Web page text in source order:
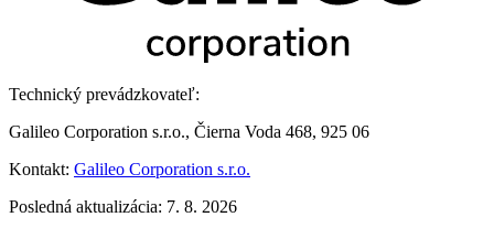
Technický prevádzkovateľ:
Galileo Corporation s.r.o., Čierna Voda 468, 925 06
Kontakt: Galileo Corporation s.r.o.
Posledná aktualizácia: 7. 8. 2026